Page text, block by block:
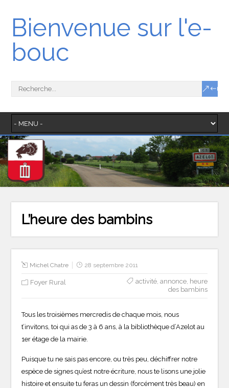
Bienvenue sur l'e-
bouc
L’heure des bambins
Michel Chatre 28 septembre 2011
Foyer Rural activité, annonce, heure
des bambins
Tous les troisièmes mercredis de chaque mois, nous
t’invitons, toi qui as de 3 à 6 ans, à la bibliothèque d’Azelot au
1er étage de la mairie.
Puisque tu ne sais pas encore, ou très peu, déchiffrer notre
espèce de signes qu’est notre écriture, nous te lisons une jolie
histoire et ensuite tu feras un dessin (forcément très beau) en